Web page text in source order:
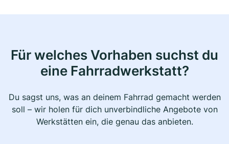
Für welches Vorhaben suchst du
eine Fahrradwerkstatt?
Du sagst uns, was an deinem Fahrrad gemacht werden
soll – wir holen für dich unverbindliche Angebote von
Werkstätten ein, die genau das anbieten.